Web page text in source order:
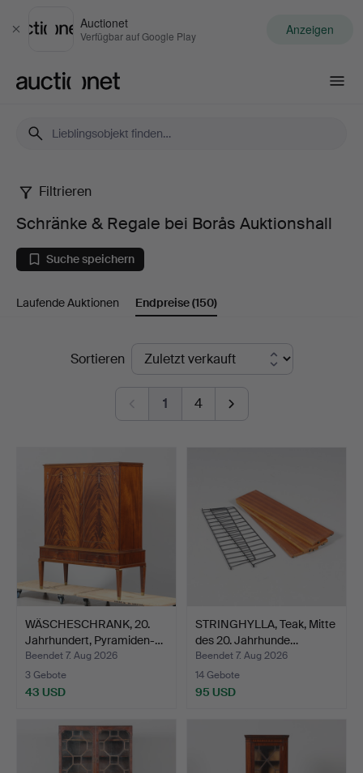
Schließen
Auctionet
Verfügbar auf Google Play Anzeigen
Schränke
Regale
bei
Auktionshall
Filtrieren
Schränke & Regale bei Borås Auktionshall
Suche speichern
Laufende Auktionen Endpreise(150)
EndpreiseSortieren
1 4
WÄSCHESCHRANK, 20.
Jahrhundert, Pyramiden-…
Beendet 7. Aug 2026
3 Gebote
43 USD
STRINGHYLLA, Teak, Mitte
des 20. Jahrhunde…
Beendet 7. Aug 2026
14 Gebote
95 USD